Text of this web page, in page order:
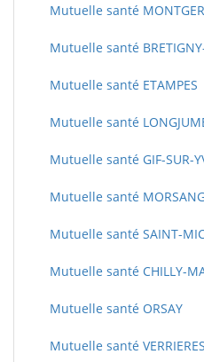
Mutuelle santé
Mutuelle santé
Mutuelle santé ETAMPES
Mutuelle santé
Mutuelle santé GIF-SUR-
Mutuelle santé
Mutuelle santé SAINT-
Mutuelle santé CHILLY-
Mutuelle santé ORSAY
Mutuelle santé